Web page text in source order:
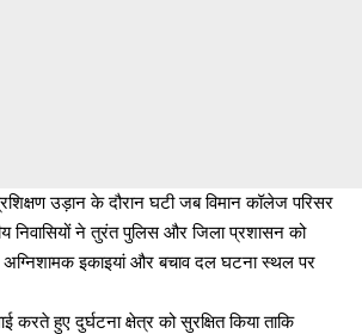
उड़ान के दौरान घटी जब विमान कॉलेज परिसर
निवासियों ने तुरंत पुलिस और जिला प्रशासन को
अग्निशामक इकाइयां और बचाव दल घटना स्थल पर
करते हुए दुर्घटना क्षेत्र को सुरक्षित किया ताकि